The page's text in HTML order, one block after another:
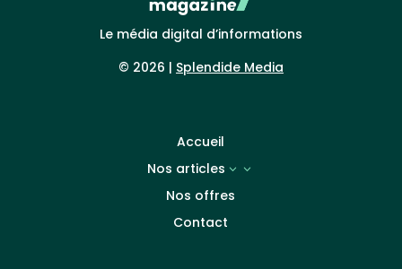
Le média digital d’informations
© 2026 | Splendide Media
Accueil
Nos articles
3
Nos offres
Contact